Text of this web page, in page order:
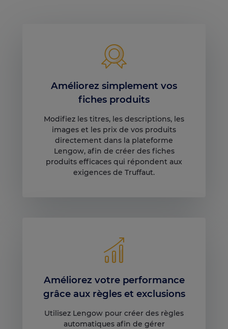
Améliorez simplement vos
fiches produits
Modifiez les titres, les descriptions, les
images et les prix de vos produits
directement dans la plateforme
Lengow, afin de créer des fiches
produits efficaces qui répondent aux
exigences de Truffaut.
Améliorez votre performance
grâce aux règles et exclusions
Utilisez Lengow pour créer des règles
automatiques afin de gérer